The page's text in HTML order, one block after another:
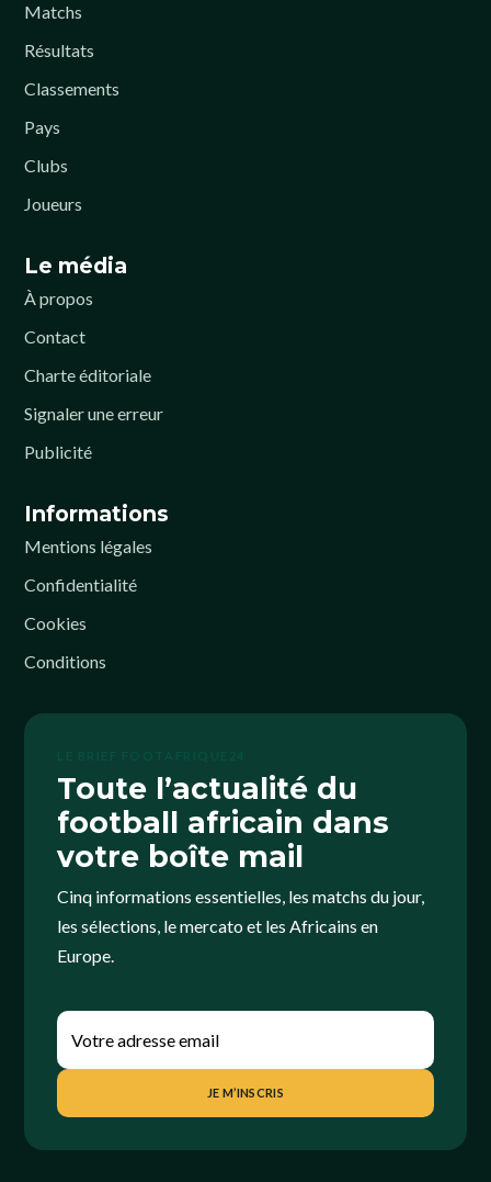
Matchs
Résultats
Classements
Pays
Clubs
Joueurs
Le média
À propos
Contact
Charte éditoriale
Signaler une erreur
Publicité
Informations
Mentions légales
Confidentialité
Cookies
Conditions
Toute l’actualité du
football africain dans
votre boîte mail
Cinq informations essentielles, les matchs du jour,
les sélections, le mercato et les Africains en
Europe.
JE M’INSCRIS